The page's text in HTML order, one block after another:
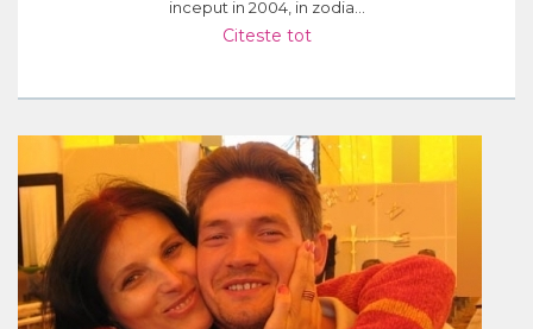
inceput in 2004, in zodia...
Citeste tot